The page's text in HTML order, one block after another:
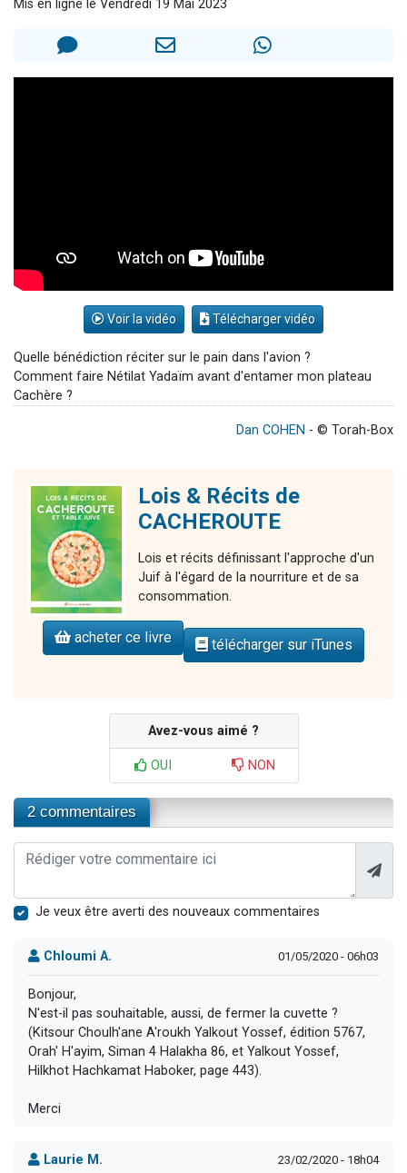
Ariel vient de donner son Maasser
Mis en ligne le Vendredi 19 Mai 2023
Voir la vidéo Télécharger vidéo
Quelle bénédiction réciter sur le pain dans l'avion ?
Comment faire Nétilat Yadaïm avant d'entamer mon plateau
Cachère ?
Dan COHEN - © Torah-Box
Lois & Récits de
CACHEROUTE
Lois et récits définissant l'approche d'un
Juif à l'égard de la nourriture et de sa
consommation.
acheter ce livre télécharger sur iTunes
Avez-vous aimé ?
OUI NON
2 commentaires
Je veux être averti des nouveaux commentaires
Chloumi A. 01/05/2020 - 06h03
Bonjour,
N'est-il pas souhaitable, aussi, de fermer la cuvette ?
(Kitsour Choulh'ane A'roukh Yalkout Yossef, édition 5767,
Orah' H'ayim, Siman 4 Halakha 86, et Yalkout Yossef,
Hilkhot Hachkamat Haboker, page 443).
Merci
Laurie M. 23/02/2020 - 18h04